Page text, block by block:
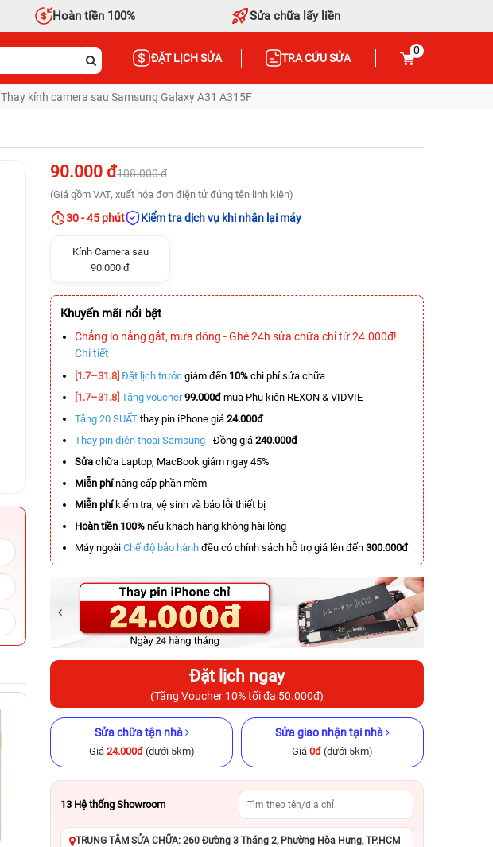
Hoàn tiền 100% Sửa chữa lấy liền
ĐẶT LỊCH SỬA TRA CỨU SỬA
0
Thay kính camera sau Samsung Galaxy A31 A315F
-3.500.000đ -3.000.000đ -5.500.000đ
90.000 đ108.000 đ
(Giá gồm VAT, xuất hóa đơn điện tử đúng tên linh kiện)
30 - 45 phút Kiểm tra dịch vụ khi nhận lại máy
Kính Camera sau
90.000 đ
Khuyến mãi nổi bật
Chẳng lo nắng gắt, mưa dông - Ghé 24h sửa chữa chỉ từ 24.000đ!
Chi tiết
[1.7–31.8] Đặt lịch trước giảm đến 10% chi phí sửa chữa
[1.7–31.8] Tặng voucher 99.000đmua Phụ kiện REXON & VIDVIE
Tặng 20 SUẤT thay pin iPhone giá 24.000đ
Thay pin điện thoại Samsung - Đồng giá 240.000đ
Sửa chữa Laptop, MacBook giảm ngay 45%
Miễn phínâng cấp phần mềm
Miễn phíkiểm tra, vệ sinh và báo lỗi thiết bị
Hoàn tiền 100% nếu khách hàng không hài lòng
Máy ngoài Chế độ bảo hành đều có chính sách hỗ trợ giá lên đến 300.000đ
Đặt lịch ngay
(Tặng Voucher 10% tối đa 50.000đ)
Sửa chữa tận nhà
Giá 24.000đ(dưới 5km)
Sửa giao nhận tại nhà
Giá 0đ(dưới 5km)
13 Hệ thống Showroom
TRUNG TÂM SỬA CHỮA: 260 Đường 3 Tháng 2, Phường Hòa Hưng, TP.HCM